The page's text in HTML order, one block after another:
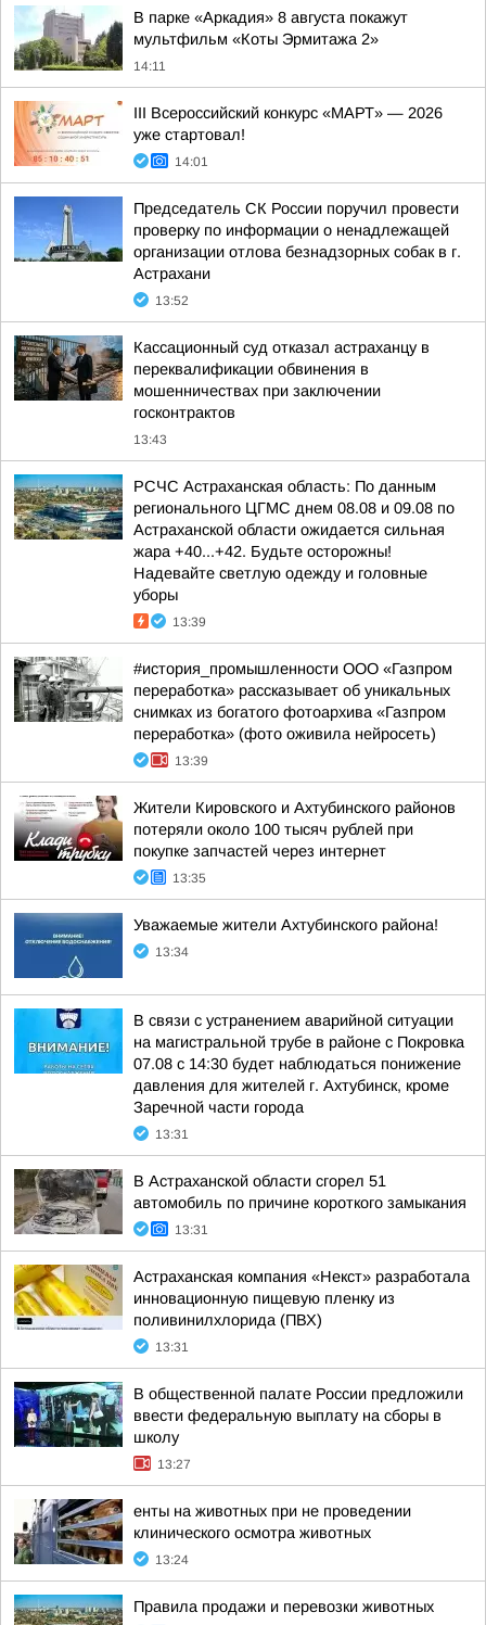
В парке «Аркадия» 8 августа покажут
мультфильм «Коты Эрмитажа 2»
14:11
III Всероссийский конкурс «МАРТ» — 2026
уже стартовал!
14:01
Председатель СК России поручил провести
проверку по информации о ненадлежащей
организации отлова безнадзорных собак в г.
Астрахани
13:52
Кассационный суд отказал астраханцу в
переквалификации обвинения в
мошенничествах при заключении
госконтрактов
13:43
РСЧС Астраханская область: По данным
регионального ЦГМС днем 08.08 и 09.08 по
Астраханской области ожидается сильная
жара +40...+42. Будьте осторожны!
Надевайте светлую одежду и головные
уборы
13:39
#история_промышленности ООО «Газпром
переработка» рассказывает об уникальных
снимках из богатого фотоархива «Газпром
переработка» (фото оживила нейросеть)
13:39
Жители Кировского и Ахтубинского районов
потеряли около 100 тысяч рублей при
покупке запчастей через интернет
13:35
Уважаемые жители Ахтубинского района!
13:34
В связи с устранением аварийной ситуации
на магистральной трубе в районе с Покровка
07.08 с 14:30 будет наблюдаться понижение
давления для жителей г. Ахтубинск, кроме
Заречной части города
13:31
В Астраханской области сгорел 51
автомобиль по причине короткого замыкания
13:31
Астраханская компания «Некст» разработала
инновационную пищевую пленку из
поливинилхлорида (ПВХ)
13:31
В общественной палате России предложили
ввести федеральную выплату на сборы в
школу
13:27
енты на животных при не проведении
клинического осмотра животных
13:24
Правила продажи и перевозки животных